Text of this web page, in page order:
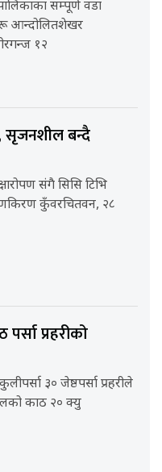
सम्पूर्ण वडा
आन्दोलितशेखर
१२
सृजनशील बन्दै
संगै सिसि टिभि
कुँवरचितवन, २८
प्रहरीको
३० जेष्ठपर्सा प्रहरीले
काठ २० क्यु